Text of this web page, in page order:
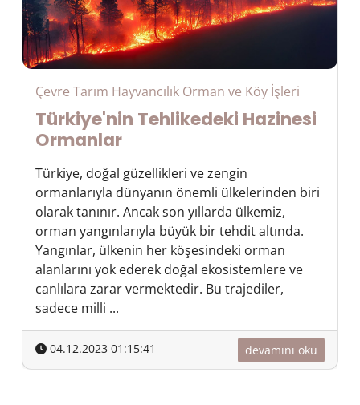
Çevre Tarım Hayvancılık Orman ve Köy İşleri
Türkiye'nin Tehlikedeki Hazinesi
Ormanlar
Türkiye, doğal güzellikleri ve zengin
ormanlarıyla dünyanın önemli ülkelerinden biri
olarak tanınır. Ancak son yıllarda ülkemiz,
orman yangınlarıyla büyük bir tehdit altında.
Yangınlar, ülkenin her köşesindeki orman
alanlarını yok ederek doğal ekosistemlere ve
canlılara zarar vermektedir. Bu trajediler,
sadece milli ...
04.12.2023 01:15:41 devamını oku